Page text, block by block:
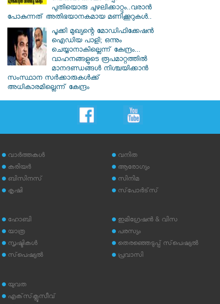
പുതിയൊരു ചുഴലിക്കാറ്റും..വരാൻ
പോകുന്നത് അതിഭയാനകമായ മണിക്കൂറുകൾ..
പൂക്കി മുഖ്യന്റെ മോഡിഫിക്കേഷൻ
ഐഡിയ പാളി; ഒന്നും
ചെയ്യാനാകില്ലെന്ന് കേന്ദ്രം...
വാഹനങ്ങളുടെ രൂപമാറ്റത്തില്‍
മാനദണ്ഡങ്ങള്‍ നിശ്ചയിക്കാന്‍
സംസ്ഥാന സര്‍ക്കാരുകള്‍ക്ക്
അധികാരമില്ലെന്ന് കേന്ദ്രം
വാര്‍ത്തകള്‍
കരിയര്‍
ബിസിനസ്
കൃഷി
വനിത
ആരോഗ്യം
സിനിമ
സ്‌പോര്‍ട്‌സ്
ഹോബി
യാത്ര
സൃഷ്ടികള്‍
സ്‌പെഷ്യല്‍
ഇമിഗ്രേഷന്‍ & വിസ
പരസ്യം
തെരഞ്ഞെടുപ്പ് സ്‌പെഷ്യല്‍
പ്രവാസി
യുവത
എക്‌സ്‌ക്ലൂസീവ്